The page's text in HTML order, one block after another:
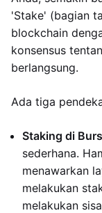
'Stake' (bagian
blockchain
konsensus
berlangsung.
Ada tiga
Staking di
sederhana.
menawarkan
melakukan
melakukan